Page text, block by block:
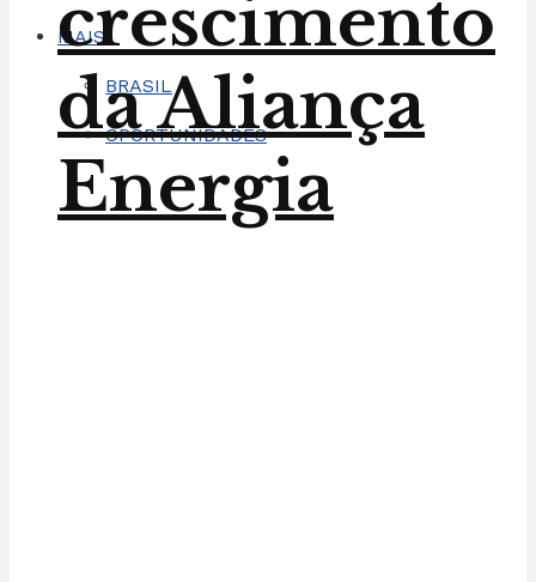
MAIS
BRASIL
OPORTUNIDADES
crescimento
da Aliança
Energia